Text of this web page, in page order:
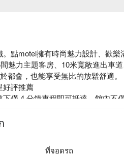
點motel擁有時尚魅力設計、歡
魅力主題客房、10米寬敞進出車
都會，也能享受無比的放鬆舒適。
好評推薦
僅 4 分鐘車程即可抵達。館內不
驗，顛覆您對摩鐵的想像。
案、點motel休息方案立刻查看⬇︎
ที่จอดรถ